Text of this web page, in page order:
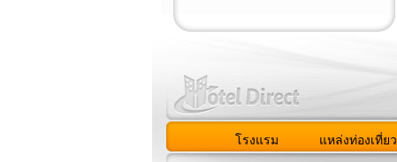
โรงแรม แหล่งท่องเที่ยว